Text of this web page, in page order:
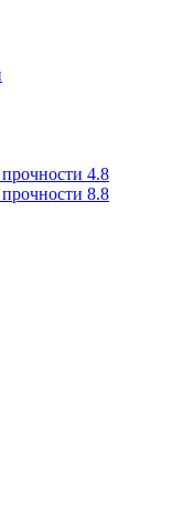
4.8
8.8